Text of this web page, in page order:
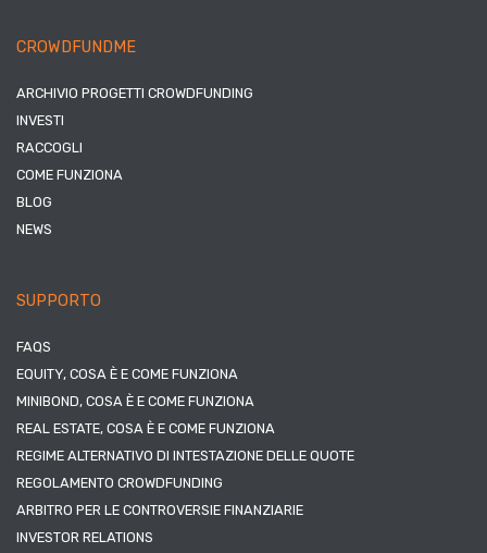
CROWDFUNDME
ARCHIVIO PROGETTI CROWDFUNDING
INVESTI
RACCOGLI
COME FUNZIONA
BLOG
NEWS
SUPPORTO
FAQS
EQUITY, COSA È E COME FUNZIONA
MINIBOND, COSA È E COME FUNZIONA
REAL ESTATE, COSA È E COME FUNZIONA
REGIME ALTERNATIVO DI INTESTAZIONE DELLE QUOTE
REGOLAMENTO CROWDFUNDING
ARBITRO PER LE CONTROVERSIE FINANZIARIE
INVESTOR RELATIONS